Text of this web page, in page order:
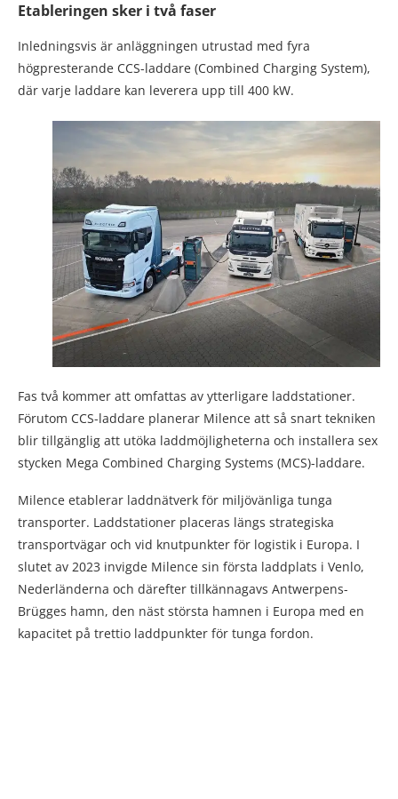
Etableringen sker i två faser
Inledningsvis är anläggningen utrustad med fyra
högpresterande CCS-laddare (Combined Charging System),
där varje laddare kan leverera upp till 400 kW.
Fas två kommer att omfattas av ytterligare laddstationer.
Förutom CCS-laddare planerar Milence att så snart tekniken
blir tillgänglig att utöka laddmöjligheterna och installera sex
stycken Mega Combined Charging Systems (MCS)-laddare.
Milence etablerar laddnätverk för miljövänliga tunga
transporter. Laddstationer placeras längs strategiska
transportvägar och vid knutpunkter för logistik i Europa. I
slutet av 2023 invigde Milence sin första laddplats i Venlo,
Nederländerna och därefter tillkännagavs Antwerpens-
Brügges hamn, den näst största hamnen i Europa med en
kapacitet på trettio laddpunkter för tunga fordon.